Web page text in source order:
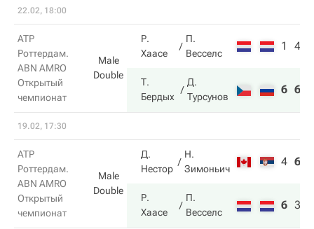
22.02, 18:00
ATP
Роттердам.
ABN AMRO
Открытый
чемпионат
Male
Double
Р.
Хаасе
П.
Весселс
1 4
Т.
Бердых
Д.
Турсунов
6 6
19.02, 17:30
ATP
Роттердам.
ABN AMRO
Открытый
чемпионат
Male
Double
Д.
Нестор
Н.
Зимоньич
4 6
Р.
Хаасе
П.
Весселс
6 3